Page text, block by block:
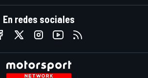
En redes sociales